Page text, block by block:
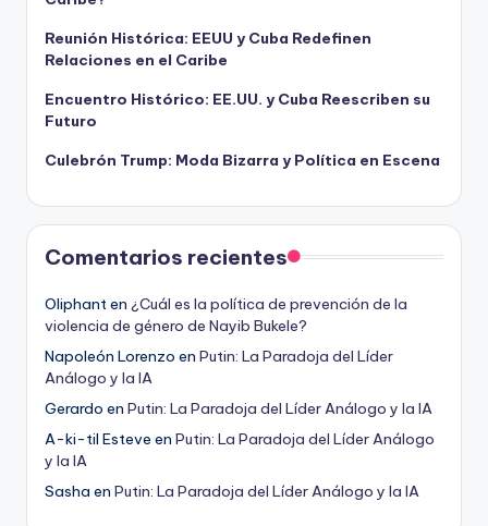
Reunión Histórica: EEUU y Cuba Redefinen
Relaciones en el Caribe
Encuentro Histórico: EE.UU. y Cuba Reescriben su
Futuro
Culebrón Trump: Moda Bizarra y Política en Escena
Comentarios recientes
Oliphanten ¿Cuál es la política de prevención de la
violencia de género de Nayib Bukele?
Napoleón Lorenzo en Putin: La Paradoja del Líder
Análogo y la IA
Gerardo en Putin: La Paradoja del Líder Análogo y la IA
A-ki-til Esteve en Putin: La Paradoja del Líder Análogo
y la IA
Sasha en Putin: La Paradoja del Líder Análogo y la IA